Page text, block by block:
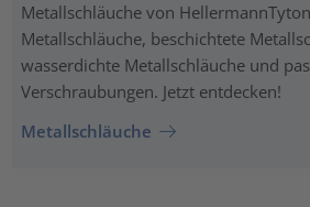
Metallschläuche von
Metallschläuche, beschichtete
wasserdichte Metallschläuche und
Verschraubungen. Jetzt entdecken!
Metallschläuche